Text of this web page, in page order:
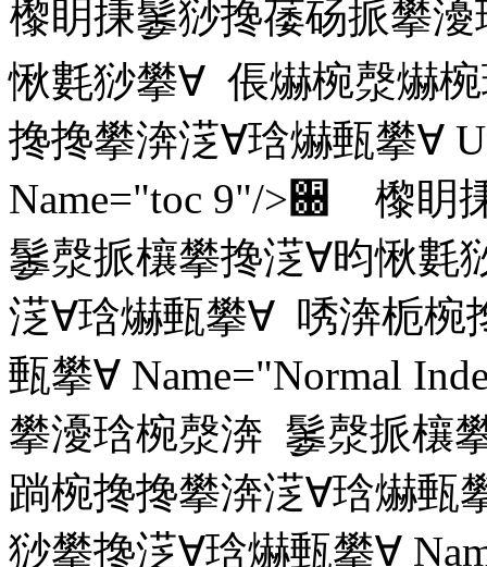
㰀眀㨀䰀猀搀䔀砀挀攀
愀氀猀攀∀ 倀爀椀漀爀
搀搀攀渀㴀∀琀爀甀攀∀
Name="toc 9"/>਀ 㰀眀
䰀漀挀欀攀搀㴀∀昀愀氀
㴀∀琀爀甀攀∀ 唀渀栀椀
甀攀∀ Name="Normal
攀瀀琀椀漀渀 䰀漀挀欀
䠀椀搀搀攀渀㴀∀琀爀甀
猀攀搀㴀∀琀爀甀攀∀